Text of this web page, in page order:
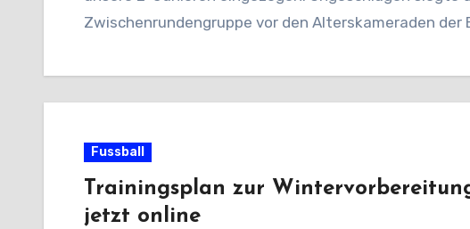
Zwischenrundengruppe vor den Alterskameraden der
Fussball
Trainingsplan zur
jetzt online